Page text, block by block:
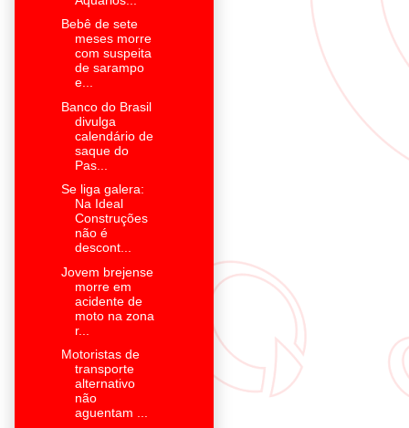
Bebê de sete
meses morre
com suspeita
de sarampo
e...
Banco do Brasil
divulga
calendário de
saque do
Pas...
Se liga galera:
Na Ideal
Construções
não é
descont...
Jovem brejense
morre em
acidente de
moto na zona
r...
Motoristas de
transporte
alternativo
não
aguentam ...